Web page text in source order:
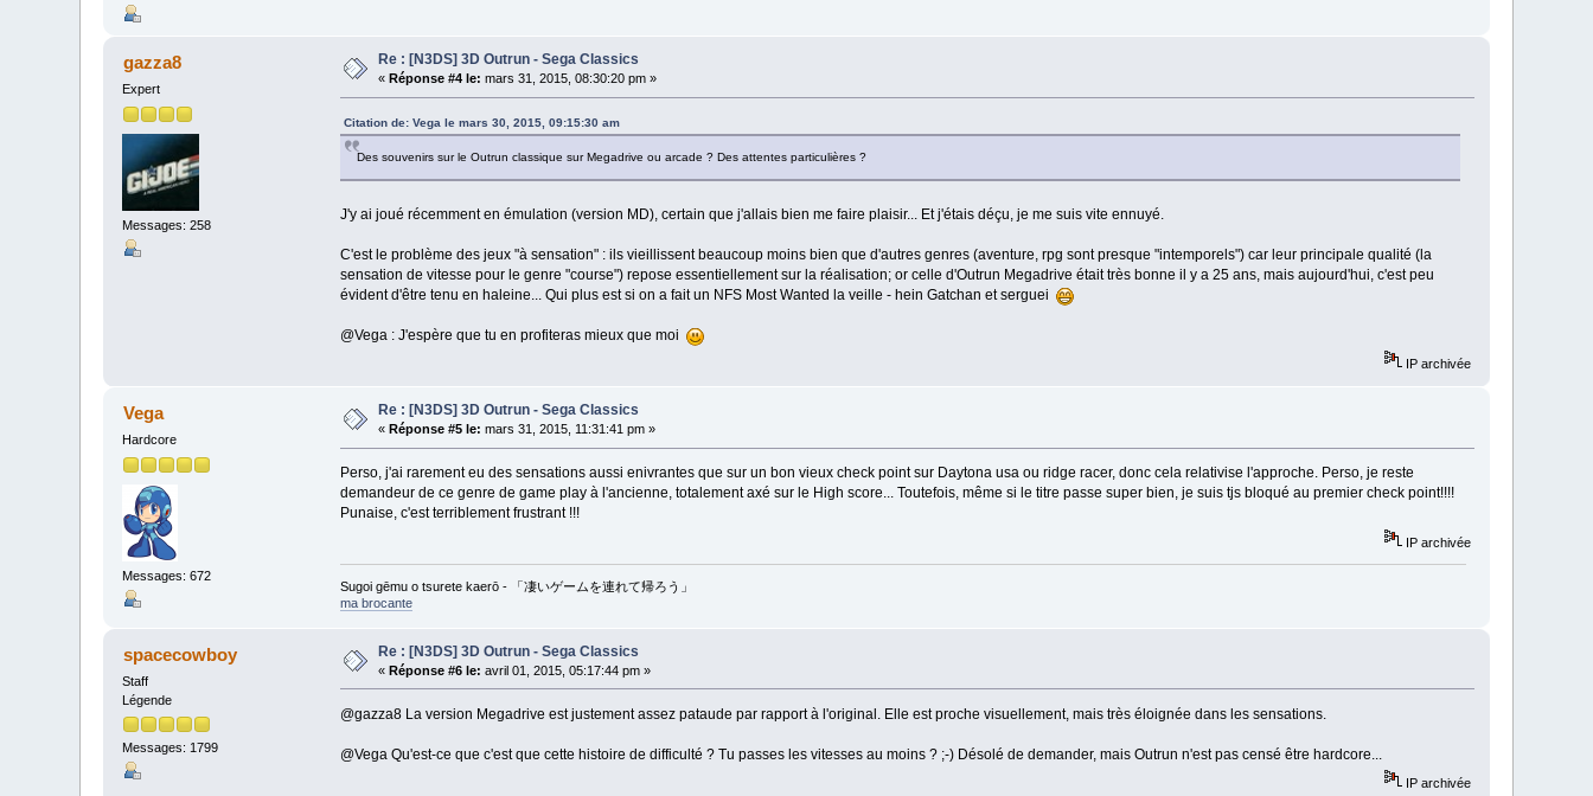
gazza8
Expert
Messages: 258
Re : [N3DS] 3D Outrun - Sega Classics
« Réponse #4 le: mars 31, 2015, 08:30:20 pm »
Citation de: Vega le mars 30, 2015, 09:15:30 am
Des souvenirs sur le Outrun classique sur Megadrive ou arcade ? Des attentes particulières ?
J'y ai joué récemment en émulation (version MD), certain que j'allais bien me faire plaisir... Et j'étais déçu, je me suis vite ennuyé.
C'est le problème des jeux "à sensation" : ils vieillissent beaucoup moins bien que d'autres genres (aventure, rpg sont presque "intemporels") car leur principale qualité (la
sensation de vitesse pour le genre "course") repose essentiellement sur la réalisation; or celle d'Outrun Megadrive était très bonne il y a 25 ans, mais aujourd'hui, c'est peu
évident d'être tenu en haleine... Qui plus est si on a fait un NFS Most Wanted la veille - hein Gatchan et serguei
@Vega : J'espère que tu en profiteras mieux que moi
IP archivée
Vega
Hardcore
Messages: 672
Re : [N3DS] 3D Outrun - Sega Classics
« Réponse #5 le: mars 31, 2015, 11:31:41 pm »
Perso, j'ai rarement eu des sensations aussi enivrantes que sur un bon vieux check point sur Daytona usa ou ridge racer, donc cela relativise l'approche. Perso, je reste
demandeur de ce genre de game play à l'ancienne, totalement axé sur le High score... Toutefois, même si le titre passe super bien, je suis tjs bloqué au premier check point!!!!
Punaise, c'est terriblement frustrant !!!
IP archivée
Sugoi gēmu o tsurete kaerō - 「凄いゲームを連れて帰ろう」
ma brocante
spacecowboy
Staff
Légende
Messages: 1799
Re : [N3DS] 3D Outrun - Sega Classics
«Réponse #6 le: avril 01, 2015, 05:17:44 pm »
@gazza8 La version Megadrive est justement assez pataude par rapport à l'original. Elle est proche visuellement, mais très éloignée dans les sensations.
@Vega Qu'est-ce que c'est que cette histoire de difficulté ? Tu passes les vitesses au moins ? ;-) Désolé de demander, mais Outrun n'est pas censé être hardcore...
IP archivée